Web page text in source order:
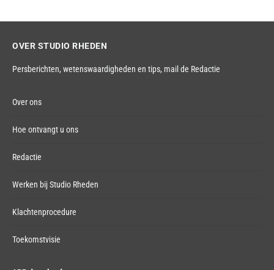
OVER STUDIO RHEDEN
Persberichten, wetenswaardigheden en tips, mail de Redactie
Over ons
Hoe ontvangt u ons
Redactie
Werken bij Studio Rheden
Klachtenprocedure
Toekomstvisie